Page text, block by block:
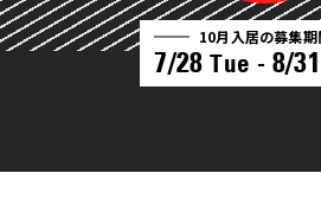
10月入居の募集期
7/28 Tue - 8/31